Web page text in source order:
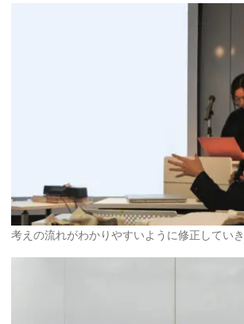
考えの流れがわかりやすいように修正していき